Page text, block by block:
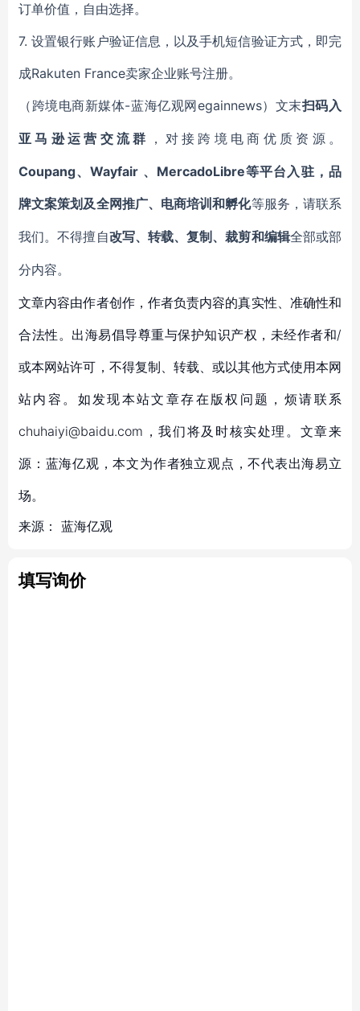
订单价值，自由选择。
7. 设置银行账户验证信息，以及手机短信验证方式，即完
成Rakuten France卖家企业账号注册。
（跨境电商新媒体-蓝海亿观网egainnews）文末扫码入
亚马逊运营交流群 ，对接跨境电商优质资源。
Coupang、Wayfair 、MercadoLibre等平台入驻，品
牌文案策划及全网推广、电商培训和孵化等服务， 请联系
我们。不得擅自改写、转载、复制、裁剪和编辑全部或部
分内容。
文章内容由作者创作，作者负责内容的真实性、准确性和
合法性。出海易倡导尊重与保护知识产权，未经作者和/
或本网站许可，不得复制、转载、或以其他方式使用本网
站内容。如发现本站文章存在版权问题，烦请联系
chuhaiyi@baidu.com，我们将及时核实处理。文章来
源：蓝海亿观，本文为作者独立观点，不代表出海易立
场。
来源： 蓝海亿观
填写询价